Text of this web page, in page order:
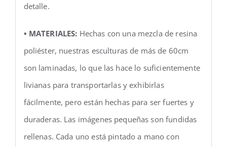
detalle.
• MATERIALES: Hechas con una mezcla de resina
poliéster, nuestras esculturas de más de 60cm
son laminadas, lo que las hace lo suficientemente
livianas para transportarlas y exhibirlas
fácilmente, pero están hechas para ser fuertes y
duraderas. Las imágenes pequeñas son fundidas
rellenas. Cada uno está pintado a mano con